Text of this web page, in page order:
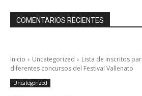
COMENTARIOS RECIENTES